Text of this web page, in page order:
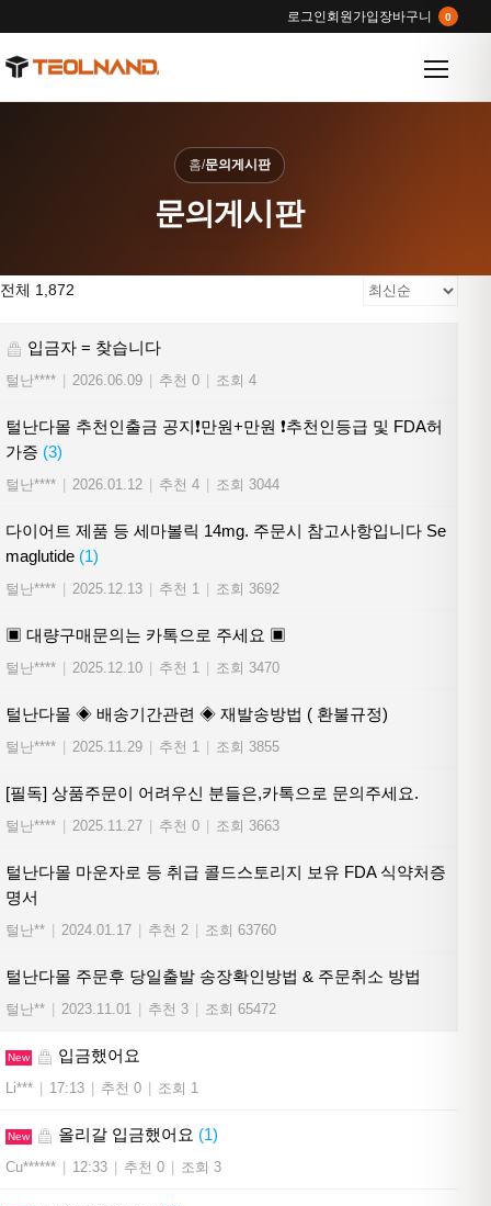
로그인회원가입장바구니 0
홈/문의게시판
문의게시판
전체 1,872
입금자 = 찾습니다
털난**** 2026.06.09 추천 0 조회 4
털난다몰 추천인출금 공지❗만원+만원 ❗추천인등급 및 FDA허
가증 (3)
털난**** 2026.01.12 추천 4 조회 3044
다이어트 제품 등 세마볼릭 14mg. 주문시 참고사항입니다 Se
maglutide (1)
털난**** 2025.12.13 추천 1 조회 3692
▣ 대량구매문의는 카톡으로 주세요 ▣
털난**** 2025.12.10 추천 1 조회 3470
털난다몰 ◈ 배송기간관련 ◈ 재발송방법 ( 환불규정)
털난**** 2025.11.29 추천 1 조회 3855
[필독] 상품주문이 어려우신 분들은,카톡으로 문의주세요.
털난**** 2025.11.27 추천 0 조회 3663
털난다몰 마운자로 등 취급 콜드스토리지 보유 FDA 식약처증
명서
털난** 2024.01.17 추천 2 조회 63760
털난다몰 주문후 당일출발 송장확인방법 & 주문취소 방법
털난** 2023.11.01 추천 3 조회 65472
New 입금했어요
Li*** 17:13 추천 0 조회 1
New 올리갈 입금했어요 (1)
Cu****** 12:33 추천 0 조회 3